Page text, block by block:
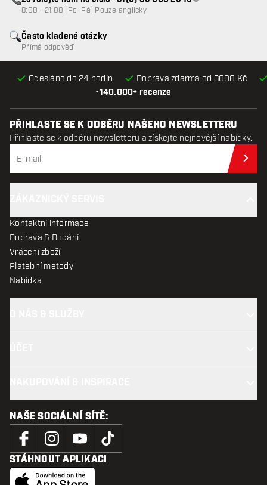
•140.000+ recenze
Odesláno do 24 hodin Doprava zdarma od 3000 Kč
Často kladené otázky
Přímá odpověď
Zákaznický servis
8:00 - 21:00 (Po–Pá) Pouze anglicky
PŘIHLASTE SE K ODBĚRU NAŠEHO NEWSLETTERU
Přihlaste se k odběru newsletteru a získejte nejnovější nabídky.
Kontaktní informace
Doprava & Dodání
Vrácení zboží
Platební metody
Nabídka
NAŠE SOCIÁLNÍ SÍTĚ:
STÁHNOUT APLIKACI